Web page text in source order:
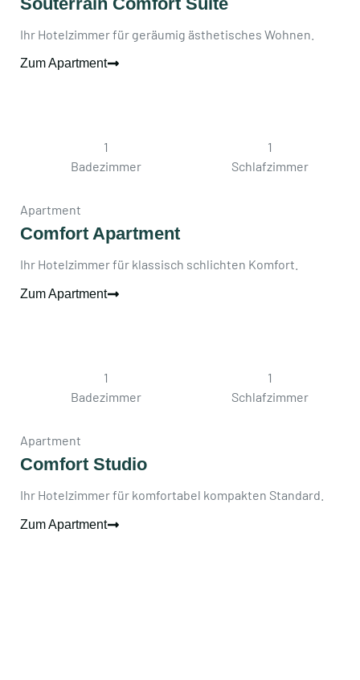
Ihr Hotelzimmer für geräumig ästhetisches Wohnen.
Zum Apartment
1
Badezimmer
1
Schlafzimmer
Apartment
Comfort Apartment
Ihr Hotelzimmer für klassisch schlichten Komfort.
Zum Apartment
1
Badezimmer
1
Schlafzimmer
Apartment
Comfort Studio
Ihr Hotelzimmer für komfortabel kompakten Standard.
Zum Apartment